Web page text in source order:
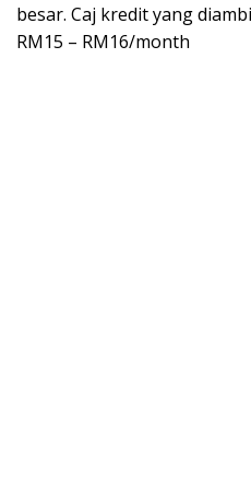
besar. Caj kredit yang
RM15 – RM16/month